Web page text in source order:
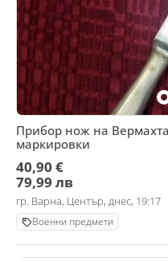
Прибор нож на
маркировки
40,90 €
79,99 лв
гр. Варна, Център, днес, 19:17
Военни предмети